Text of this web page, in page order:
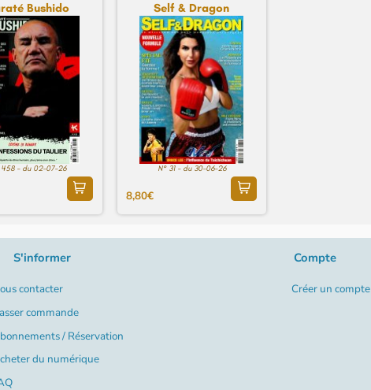
Bushido
458 - du 02-07-26
Self & Dragon
N° 31 - du 30-06-26
8,80€
S'informer
contacter
commande
/ Réservation
du numérique
Compte
Créer un compte